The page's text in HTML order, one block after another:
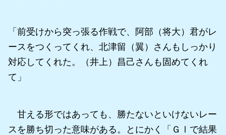
「前受けから突っ張る作戦で、阿部（将大）君がレ
ースをつくってくれ、北津留（翼）さんもしっかり
対応してくれた。（井上）昌己さんも固めてくれ
て」
甘える形ではあっても、勝たないといけないレー
スを勝ち切った意味がある。とにかく「ＧⅠで結果